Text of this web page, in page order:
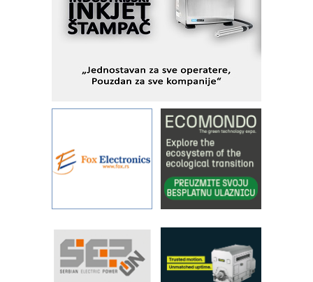
Fleksibilno stezanje i brzo
podešavanje u proizvodnji prototipova
KIP KOP – napredna rešenja za
objekte
Alba d.o.o. – 35 godina preciznosti u
IBeRTIM - oprema za ispitivanje
kontrole kvaliteta
STAUFF – Komponente koje
povećavaju pouzdanost hidrauličkih
pouzdanost u transferu fluida
Filtration Group Industrial – Napredna
rešenja za filtraciju u hidrauličkim i
procesnim sistemima